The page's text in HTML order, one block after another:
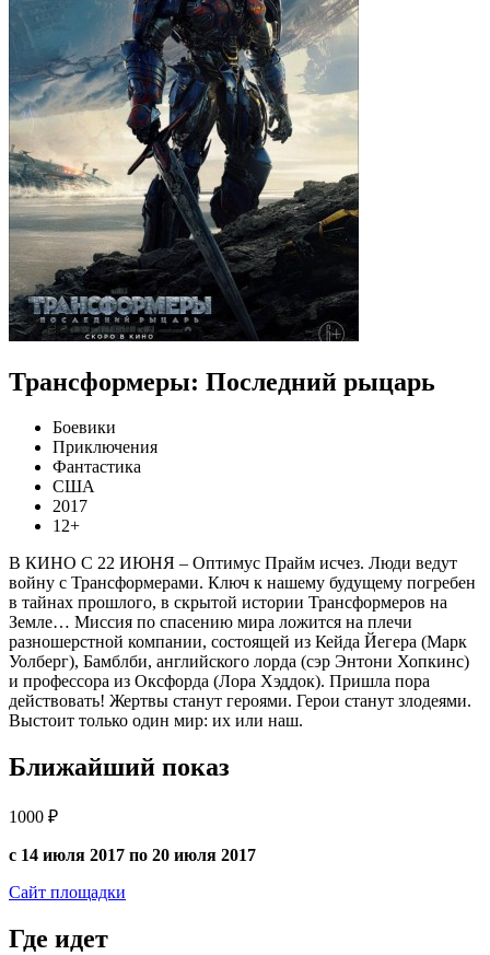
Трансформеры: Последний рыцарь
Боевики
Приключения
Фантастика
США
2017
12+
В КИНО С 22 ИЮНЯ – Оптимус Прайм исчез. Люди ведут
войну с Трансформерами. Ключ к нашему будущему погребен
в тайнах прошлого, в скрытой истории Трансформеров на
Земле… Миссия по спасению мира ложится на плечи
разношерстной компании, состоящей из Кейда Йегера (Марк
Уолберг), Бамблби, английского лорда (сэр Энтони Хопкинс)
и профессора из Оксфорда (Лора Хэддок). Пришла пора
действовать! Жертвы станут героями. Герои станут злодеями.
Выстоит только один мир: их или наш.
Ближайший показ
1000 ₽
с 14 июля 2017 по 20 июля 2017
Сайт площадки
Где идет